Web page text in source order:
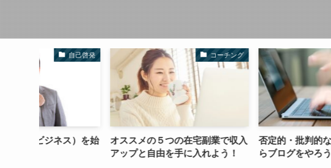
コーチング
オススメの５つの在宅副業で収入
アップと自由を手に入れよう！
ライティング
否定的・批判的なコメントが嫌な
らブログをやろう